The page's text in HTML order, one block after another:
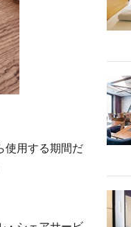
使用する期間だ